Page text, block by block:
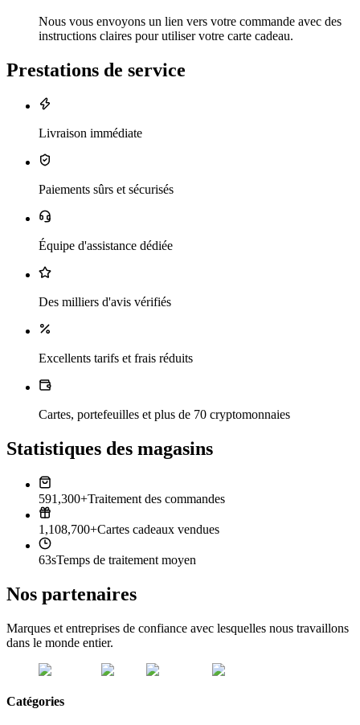
Nous vous envoyons un lien vers votre commande avec des
instructions claires pour utiliser votre carte cadeau.
Prestations de service
Livraison immédiate
Paiements sûrs et sécurisés
Équipe d'assistance dédiée
Des milliers d'avis vérifiés
Excellents tarifs et frais réduits
Cartes, portefeuilles et plus de 70 cryptomonnaies
Statistiques des magasins
591,300+Traitement des commandes
1,108,700+Cartes cadeaux vendues
63sTemps de traitement moyen
Nos partenaires
Marques et entreprises de confiance avec lesquelles nous travaillons
dans le monde entier.
Catégories